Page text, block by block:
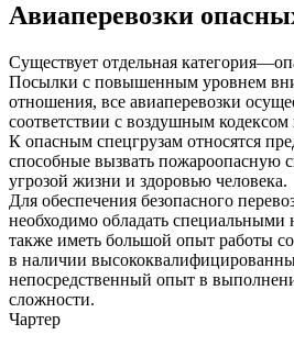
Авиаперевозки
Существует отдельная
Посылки с повышенным уровнем
отношения, все авиаперевозки
соответствии с воздушным кодексом
К опасным спецгрузам относятся
способные вызвать пожароопасную
угрозой жизни и здоровью человека.
Для обеспечения безопасного
необходимо обладать
также иметь большой опыт работы
в наличии
непосредственный опыт в
сложности.
Чартер